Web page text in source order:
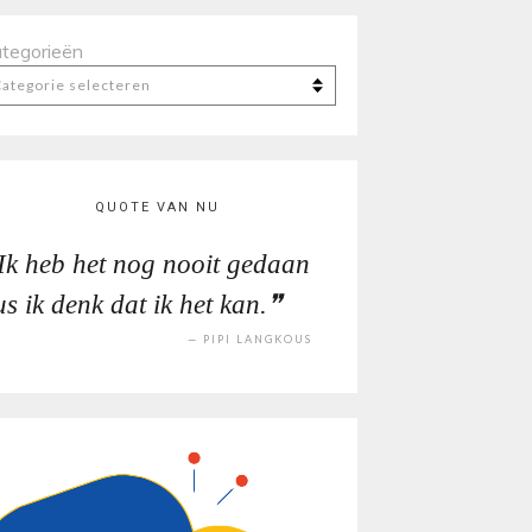
QUOTE VAN NU
Ik heb het nog nooit gedaan
ik denk dat ik het kan.
PIPI LANGKOUS